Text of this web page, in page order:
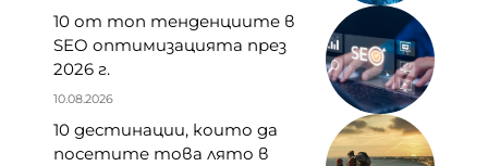
10 от топ тенденциите в
SEO оптимизацията през
2026 г.
10.08.2026
10 дестинации, които да
посетите това лято в